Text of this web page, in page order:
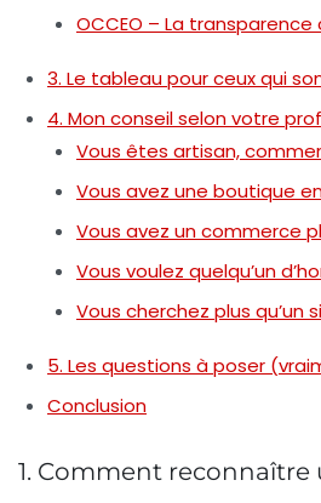
OCCEO – La
3. Le tableau pour ceux qui
4. Mon conseil selon votre
Vous êtes artisan,
Vous avez une boutique
Vous avez un commerce
Vous voulez quelqu’un
Vous cherchez plus qu’un
5. Les questions à poser
Conclusion
1. Comment reconnaître